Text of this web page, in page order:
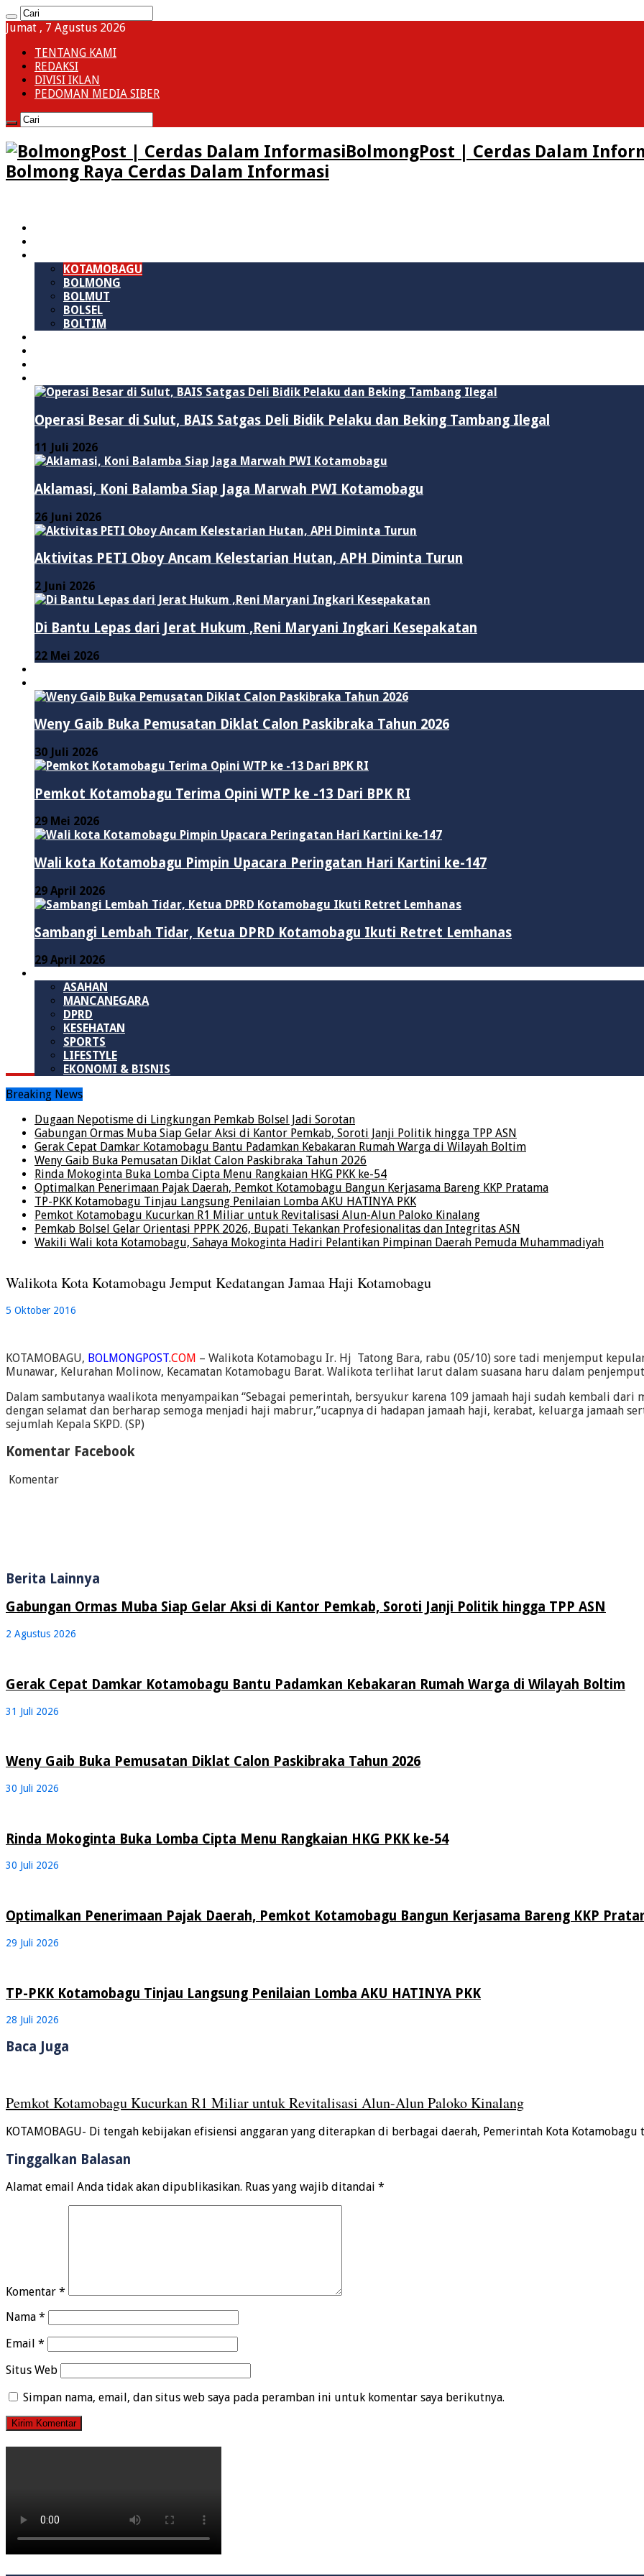
Jumat , 7 Agustus 2026
TENTANG KAMI
REDAKSI
DIVISI IKLAN
PEDOMAN MEDIA SIBER
BolmongPost | Cerdas Dalam
Bolmong Raya Cerdas Dalam Informasi
KOTAMOBAGU
BOLMONG
BOLMUT
BOLSEL
BOLTIM
Operasi Besar di Sulut, BAIS Satgas Deli Bidik Pelaku dan Beking Tambang Ilegal
11 Juli 2026
Aklamasi, Koni Balamba Siap Jaga Marwah PWI Kotamobagu
26 Juni 2026
Aktivitas PETI Oboy Ancam Kelestarian Hutan, APH Diminta Turun
2 Juni 2026
Di Bantu Lepas dari Jerat Hukum ,Reni Maryani Ingkari Kesepakatan
22 Mei 2026
Weny Gaib Buka Pemusatan Diklat Calon Paskibraka Tahun 2026
30 Juli 2026
Pemkot Kotamobagu Terima Opini WTP ke -13 Dari BPK RI
29 Mei 2026
Wali kota Kotamobagu Pimpin Upacara Peringatan Hari Kartini ke-147
29 April 2026
Sambangi Lembah Tidar, Ketua DPRD Kotamobagu Ikuti Retret Lemhanas
29 April 2026
ASAHAN
MANCANEGARA
DPRD
KESEHATAN
SPORTS
LIFESTYLE
EKONOMI & BISNIS
Breaking News
Dugaan Nepotisme di Lingkungan Pemkab Bolsel Jadi Sorotan
Gabungan Ormas Muba Siap Gelar Aksi di Kantor Pemkab, Soroti Janji Politik hingga TPP ASN
Gerak Cepat Damkar Kotamobagu Bantu Padamkan Kebakaran Rumah Warga di Wilayah Boltim
Weny Gaib Buka Pemusatan Diklat Calon Paskibraka Tahun 2026
Rinda Mokoginta Buka Lomba Cipta Menu Rangkaian HKG PKK ke-54
Optimalkan Penerimaan Pajak Daerah, Pemkot Kotamobagu Bangun Kerjasama Bareng KKP Pratama
TP-PKK Kotamobagu Tinjau Langsung Penilaian Lomba AKU HATINYA PKK
Pemkot Kotamobagu Kucurkan R1 Miliar untuk Revitalisasi Alun-Alun Paloko Kinalang
Pemkab Bolsel Gelar Orientasi PPPK 2026, Bupati Tekankan Profesionalitas dan Integritas ASN
Wakili Wali kota Kotamobagu, Sahaya Mokoginta Hadiri Pelantikan Pimpinan Daerah Pemuda Muhammadiyah
Walikota Kota Kotamobagu Jemput Kedatangan Jamaa Haji Kotamobagu
5 Oktober 2016
KOTAMOBAGU, BOLMONGPOST.COM – Walikota Kotamobagu Ir. Hj Tatong Bara, rabu (05/10) sore tadi menjemput
Munawar, Kelurahan Molinow, Kecamatan Kotamobagu Barat. Walikota terlihat larut dalam suasana haru dalam
Dalam sambutanya waalikota menyampaikan “Sebagai pemerintah, bersyukur karena 109 jamaah haji sudah kembali dari
dengan selamat dan berharap semoga menjadi haji mabrur,’’ucapnya di hadapan jamaah haji, kerabat, keluarga jamaah
sejumlah Kepala SKPD. (SP)
Komentar Facebook
Komentar
Berita Lainnya
Gabungan Ormas Muba Siap Gelar Aksi di Kantor Pemkab, Soroti Janji Politik hingga TPP ASN
2 Agustus 2026
Gerak Cepat Damkar Kotamobagu Bantu Padamkan Kebakaran Rumah Warga di Wilayah Boltim
31 Juli 2026
Weny Gaib Buka Pemusatan Diklat Calon Paskibraka Tahun 2026
30 Juli 2026
Rinda Mokoginta Buka Lomba Cipta Menu Rangkaian HKG PKK ke-54
30 Juli 2026
Optimalkan Penerimaan Pajak Daerah, Pemkot Kotamobagu Bangun Kerjasama Bareng KKP
29 Juli 2026
TP-PKK Kotamobagu Tinjau Langsung Penilaian Lomba AKU HATINYA PKK
28 Juli 2026
Baca Juga
Pemkot Kotamobagu Kucurkan R1 Miliar untuk Revitalisasi Alun-Alun Paloko Kinalang
KOTAMOBAGU- Di tengah kebijakan efisiensi anggaran yang diterapkan di berbagai daerah, Pemerintah Kota
Tinggalkan Balasan
Alamat email Anda tidak akan dipublikasikan. Ruas yang wajib ditandai *
Komentar *
Nama *
Email *
Situs Web
Simpan nama, email, dan situs web saya pada peramban ini untuk komentar saya berikutnya.